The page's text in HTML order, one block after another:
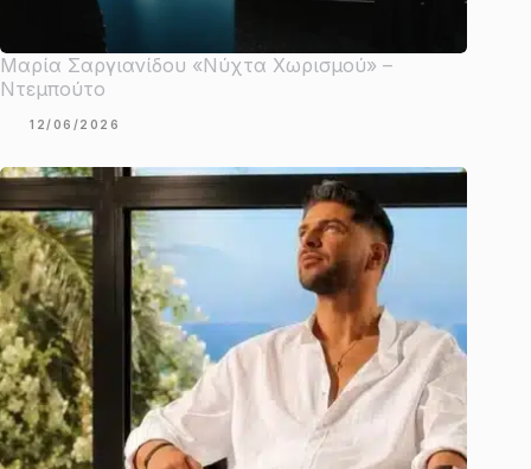
Μαρία Σαργιανίδου «Νύχτα Χωρισμού» –
Ντεμπούτο
12/06/2026